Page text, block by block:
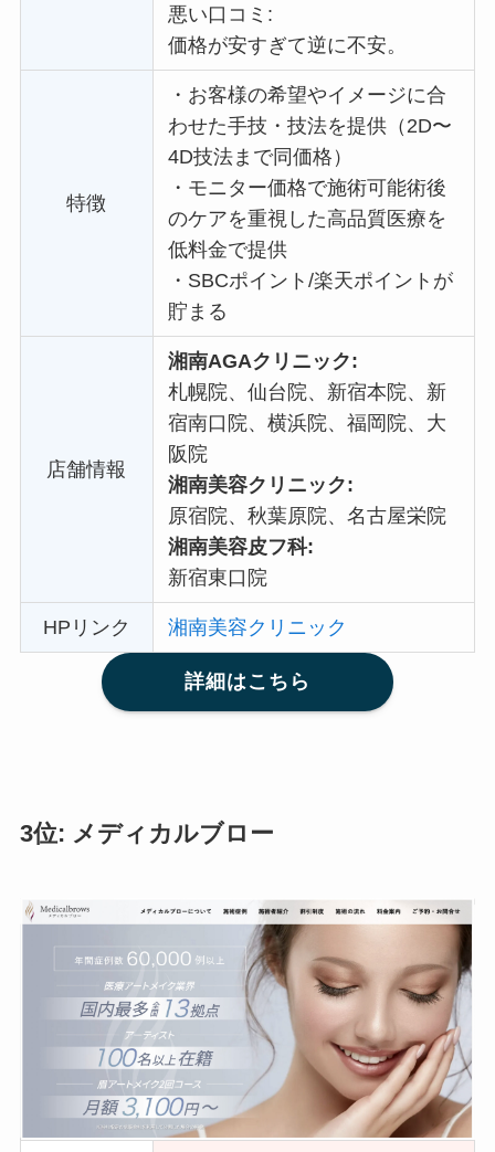
悪い口コミ:
価格が安すぎて逆に不安。
特徴
・ お客様の希望やイメージに合
わせた手技・技法を提供（2D〜
4D技法まで同価格）
・ モニター価格で施術可能術後
のケアを重視した高品質医療を
低料金で提供
・ SBCポイント/楽天ポイントが
貯まる
店舗情報
湘南AGAクリニック:
札幌院、仙台院、新宿本院、新
宿南口院、横浜院、福岡院、大
阪院
湘南美容クリニック:
原宿院、秋葉原院、名古屋栄院
湘南美容皮フ科:
新宿東口院
HPリンク 湘南美容クリニック
詳細はこちら
3位: メディカルブロー